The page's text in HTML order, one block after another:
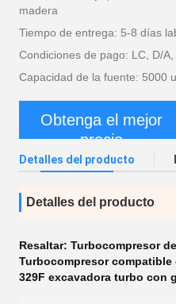
madera
Tiempo de entrega: 5-8 días
Condiciones de pago: LC, D/A,
Capacidad de la fuente: 5000
Obtenga el mejor
precio
Detalles del producto
Detalles del producto
Resaltar: Turbocompresor
Turbocompresor compatible
329F excavadora turbo con